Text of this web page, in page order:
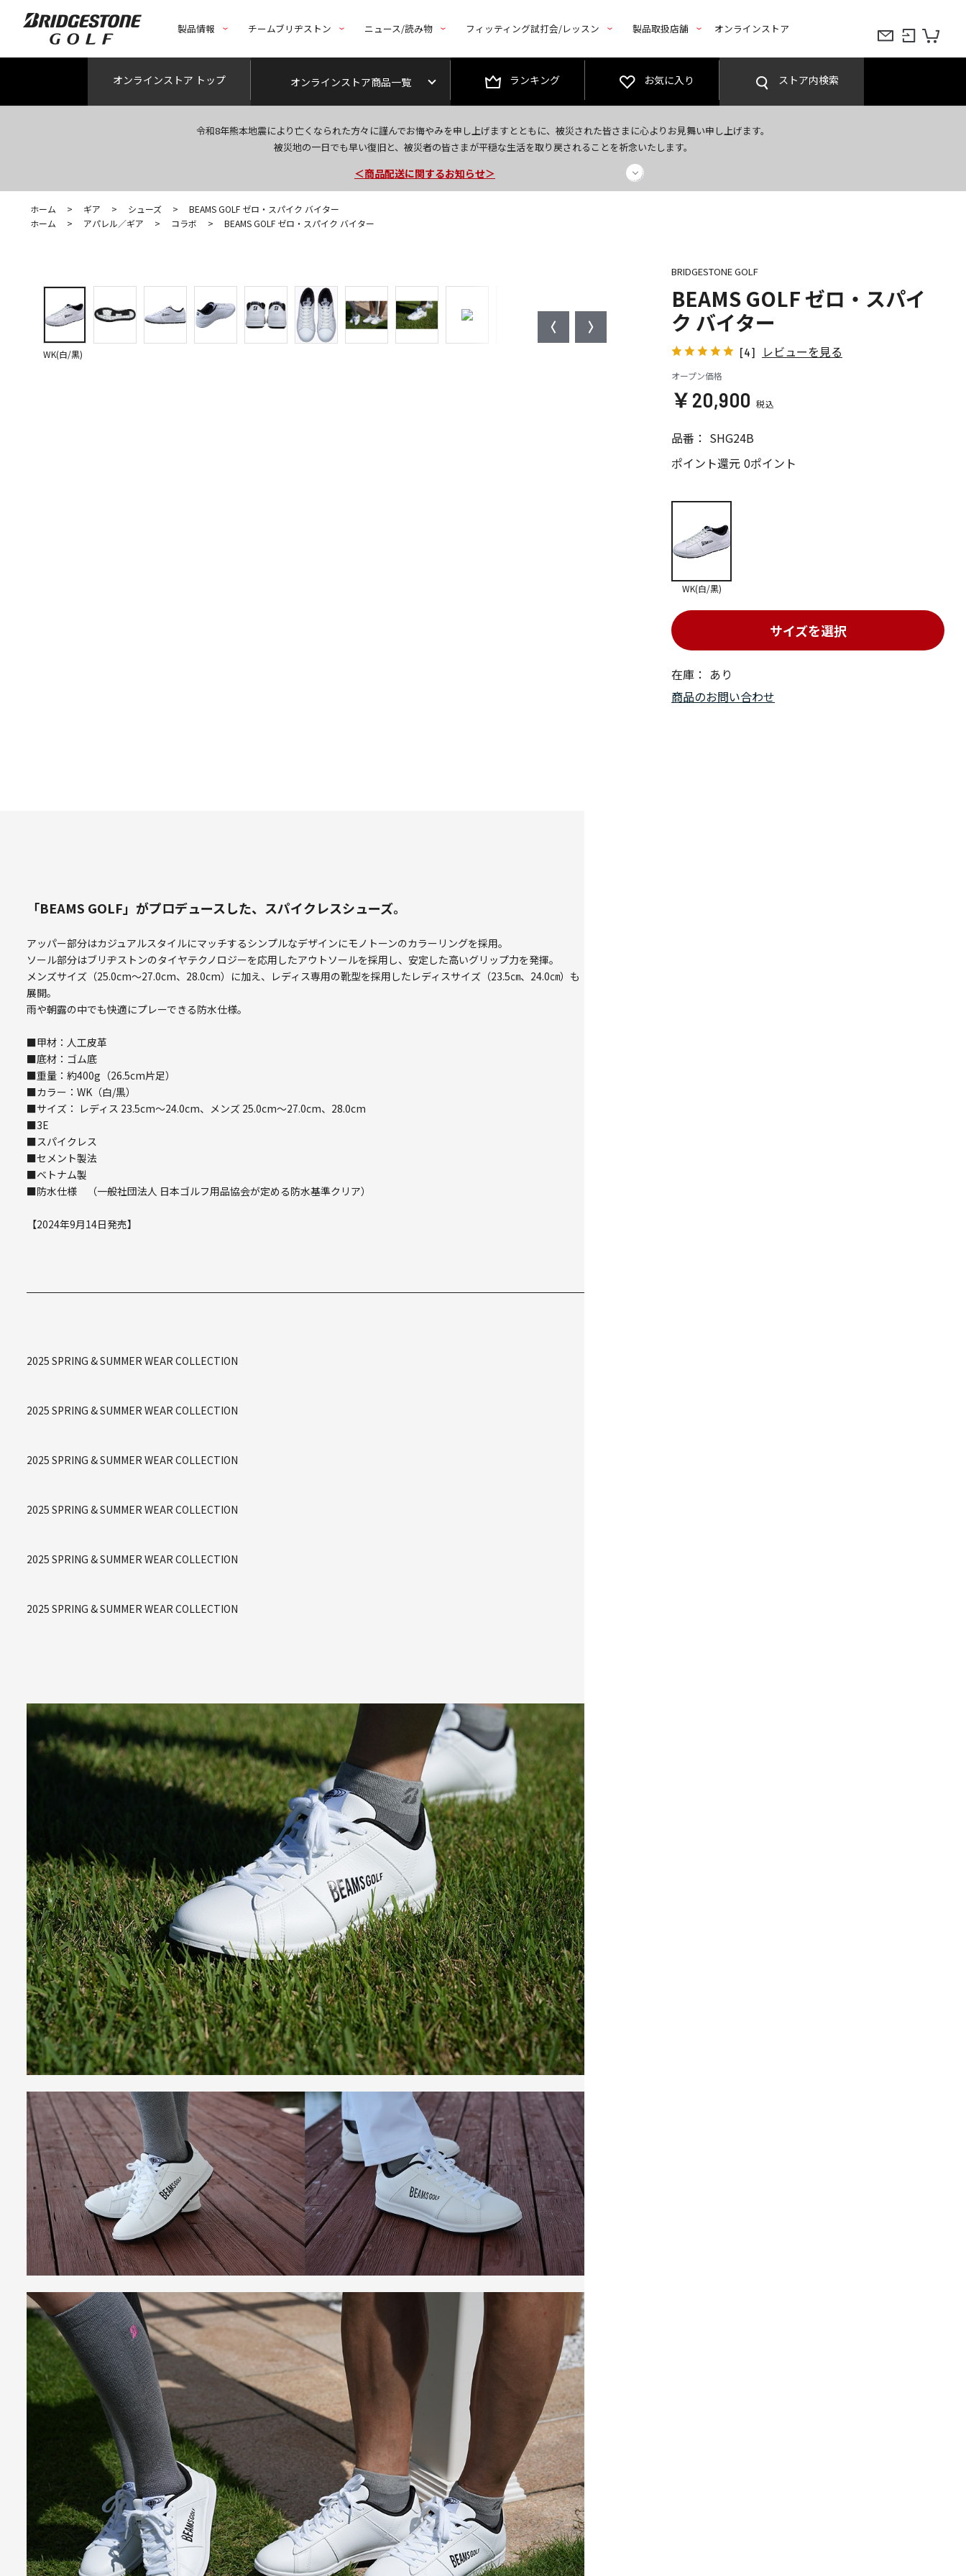
製品情報 チームブリヂストン ニュース/読み物 フィッティング試打会/レッスン 製品取扱店舗 オンラインストア
オンラインストア トップ オンラインストア商品一覧 ランキング お気に入り ストア内検索
令和8年熊本地震により亡くなられた方々に謹んでお悔やみを申し上げますとともに、被災された皆さまに心よりお見舞い申し上げます。
被災地の一日でも早い復旧と、被災者の皆さまが平穏な生活を取り戻されることを祈念いたします。
今なら新規会員登録で1,000円OFFクーポンプレゼント！
＜商品配送に関するお知らせ＞
＜夏季休暇中のご注文・発送・お問い合わせ＞
ホーム > ギア > シューズ >
BEAMS GOLF ゼロ・スパイク バイター
ホーム
> アパレル／ギア > コラボ > BEAMS GOLF ゼロ・スパイク バイター
WK(白/黒)
BRIDGESTONE GOLF
BEAMS GOLF ゼロ・スパイ
ク バイター
[4] レビューを見る
オープン価格
￥20,900
品番： SHG24B
ポイント還元 0ポイント
在庫： あり
サイズを選択
WK(白/黒)
商品のお問い合わせ
「BEAMS GOLF」がプロデュースした、スパイクレスシューズ。
アッパー部分はカジュアルスタイルにマッチするシンプルなデザインにモノトーンのカラーリングを採用。
ソール部分はブリヂストンのタイヤテクノロジーを応用したアウトソールを採用し、安定した高いグリップ力を発揮。
メンズサイズ（25.0cm～27.0cm、28.0cm）に加え、レディス専用の靴型を採用したレディスサイズ（23.5㎝、24.0㎝）も
展開。
雨や朝露の中でも快適にプレーできる防水仕様。
■甲材：人工皮革
■底材：ゴム底
■重量：約400g（26.5cm片足）
■カラー：WK（白/黒）
■サイズ： レディス 23.5cm～24.0cm、メンズ 25.0cm～27.0cm、28.0cm
■3E
■スパイクレス
■セメント製法
■ベトナム製
■防水仕様 （一般社団法人 日本ゴルフ用品協会が定める防水基準クリア）
【2024年9月14日発売】
2025 SPRING & SUMMER WEAR COLLECTION
2025 SPRING & SUMMER WEAR COLLECTION
2025 SPRING & SUMMER WEAR COLLECTION
2025 SPRING & SUMMER WEAR COLLECTION
2025 SPRING & SUMMER WEAR COLLECTION
2025 SPRING & SUMMER WEAR COLLECTION